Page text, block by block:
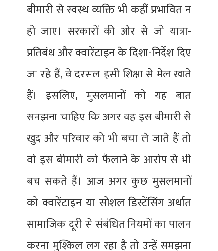
बीमारी से स्वस्थ व्यक्ति भी कहीं प्रभावित न
हो जाए। सरकारों की ओर से जो यात्रा-
प्रतिबंध और क्वारेंटाइन के दिशा-निर्देश दिए
जा रहे हैं, वे दरसल इसी शिक्षा से मेल खाते
हैं। इसलिए, मुसलमानों को यह बात
समझना चाहिए कि अगर वह इस बीमारी से
खुद और परिवार को भी बचा ले जाते हैं तो
वो इस बीमारी को फैलाने के आरोप से भी
बच सकते हैं। आज अगर कुछ मुसलमानों
को क्वारेंटाइन या सोशल डिस्टेंसिंग अर्थात
सामाजिक दूरी से संबंधित नियमों का पालन
करना मुश्किल लग रहा है तो उन्हें समझना